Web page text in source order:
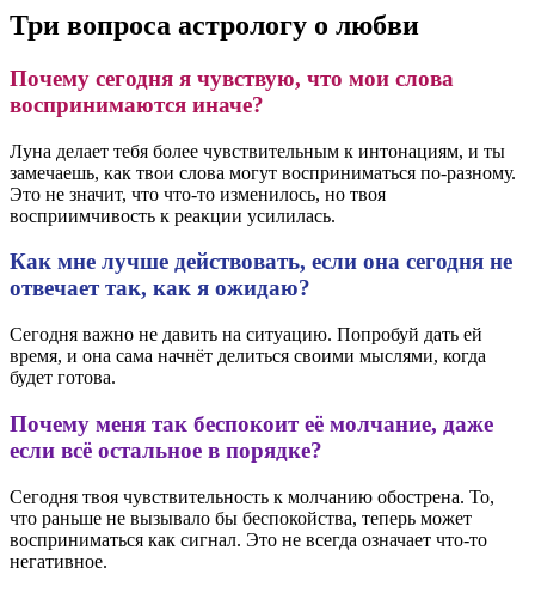
Три вопроса астрологу о любви
Почему сегодня я чувствую, что мои слова
воспринимаются иначе?
Луна делает тебя более чувствительным к интонациям, и ты
замечаешь, как твои слова могут восприниматься по-разному.
Это не значит, что что-то изменилось, но твоя
восприимчивость к реакции усилилась.
Как мне лучше действовать, если она сегодня не
отвечает так, как я ожидаю?
Сегодня важно не давить на ситуацию. Попробуй дать ей
время, и она сама начнёт делиться своими мыслями, когда
будет готова.
Почему меня так беспокоит её молчание, даже
если всё остальное в порядке?
Сегодня твоя чувствительность к молчанию обострена. То,
что раньше не вызывало бы беспокойства, теперь может
восприниматься как сигнал. Это не всегда означает что-то
негативное.